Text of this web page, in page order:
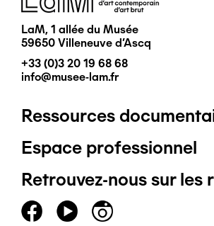
LaM, 1 allée du Musée
59650 Villeneuve d'Ascq
+33 (0)3 20 19 68 68
info@musee-lam.fr
Pied
de
page
Ressources
Espace professionnel
Retrouvez-nous sur les